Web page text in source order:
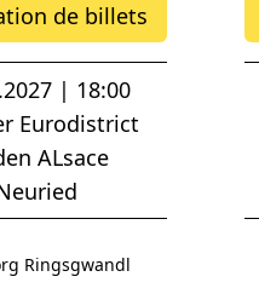
de billets
| 18:00
Eurodistrict
ALsace
Ringsgwandl